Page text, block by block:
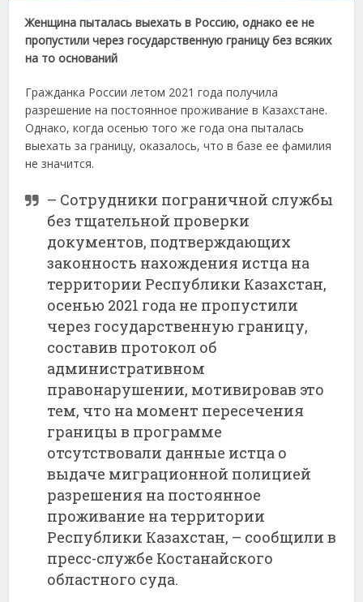
Женщина пыталась выехать в Россию, однако ее не
пропустили через государственную границу без всяких
на то оснований
Гражданка России летом 2021 года получила
разрешение на постоянное проживание в Казахстане.
Однако, когда осенью того же года она пыталась
выехать за границу, оказалось, что в базе ее фамилия
не значится.
– Сотрудники пограничной службы
без тщательной проверки
документов, подтверждающих
законность нахождения истца на
территории Республики Казахстан,
осенью 2021 года не пропустили
через государственную границу,
составив протокол об
административном
правонарушении, мотивировав это
тем, что на момент пересечения
границы в программе
отсутствовали данные истца о
выдаче миграционной полицией
разрешения на постоянное
проживание на территории
Республики Казахстан, – сообщили в
пресс-службе Костанайского
областного суда.